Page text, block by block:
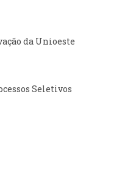
da Unioeste
Seletivos